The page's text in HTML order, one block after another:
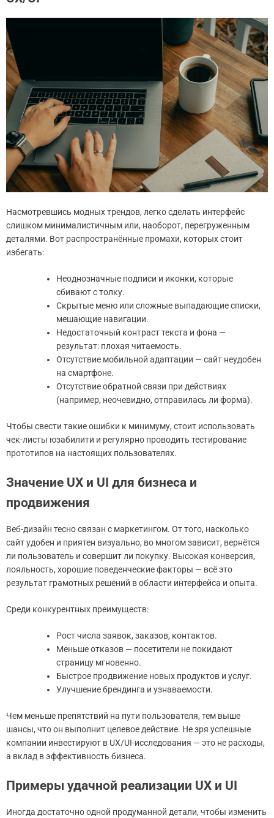
Насмотревшись модных трендов, легко сделать интерфейс
слишком минималистичным или, наоборот, перегруженным
деталями. Вот распространённые промахи, которых стоит
избегать:
Неоднозначные подписи и иконки, которые
сбивают с толку.
Скрытые меню или сложные выпадающие списки,
мешающие навигации.
Недостаточный контраст текста и фона —
результат: плохая читаемость.
Отсутствие мобильной адаптации — сайт неудобен
на смартфоне.
Отсутствие обратной связи при действиях
(например, неочевидно, отправилась ли форма).
Чтобы свести такие ошибки к минимуму, стоит использовать
чек-листы юзабилити и регулярно проводить тестирование
прототипов на настоящих пользователях.
Значение UX и UI для бизнеса и
продвижения
Веб-дизайн тесно связан с маркетингом. От того, насколько
сайт удобен и приятен визуально, во многом зависит, вернётся
ли пользователь и совершит ли покупку. Высокая конверсия,
лояльность, хорошие поведенческие факторы — всё это
результат грамотных решений в области интерфейса и опыта.
Среди конкурентных преимуществ:
Рост числа заявок, заказов, контактов.
Меньше отказов — посетители не покидают
страницу мгновенно.
Быстрое продвижение новых продуктов и услуг.
Улучшение брендинга и узнаваемости.
Чем меньше препятствий на пути пользователя, тем выше
шансы, что он выполнит целевое действие. Не зря успешные
компании инвестируют в UX/UI-исследования — это не расходы,
а вклад в эффективность бизнеса.
Примеры удачной реализации UX и UI
Иногда достаточно одной продуманной детали, чтобы изменить